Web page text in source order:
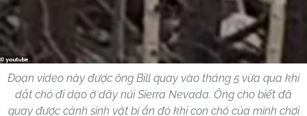
Đoạn video này được ông Bill quay vào tháng 5 vừa qua khi
dắt chó đi dạo ở dãy núi Sierra Nevada. Ông cho biết đã
quay được cảnh sinh vật bí ẩn đó khi con chó của mình chơi